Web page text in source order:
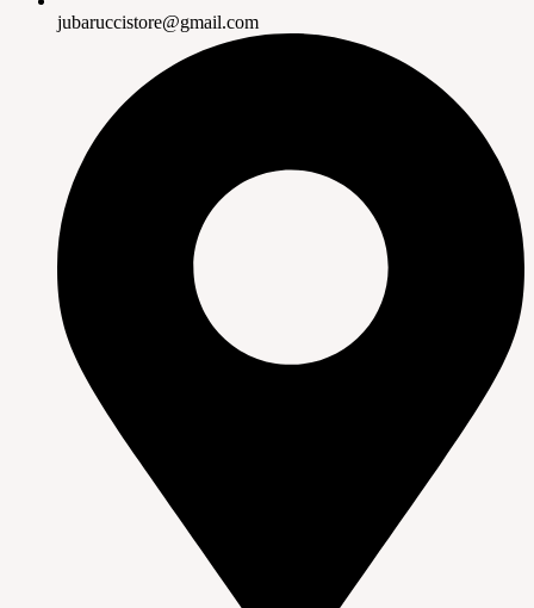
jubaruccistore@gmail.com